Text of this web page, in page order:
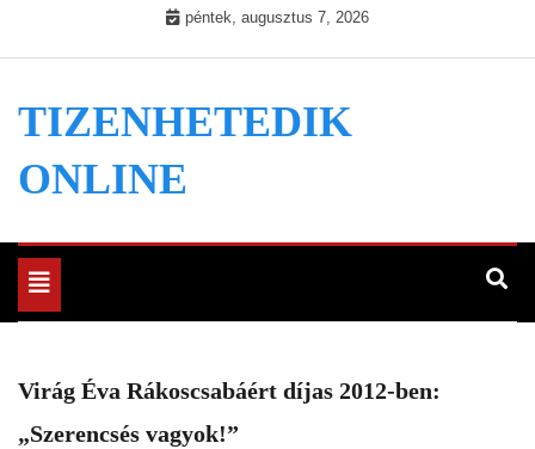
péntek, augusztus 7, 2026
TIZENHETEDIK
ONLINE
Toggle
navigation
Virág Éva Rákoscsabáért díjas 2012-ben:
„Szerencsés vagyok!”